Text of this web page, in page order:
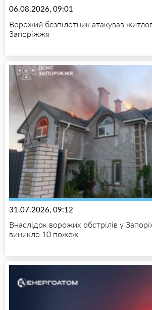
06.08.2026, 09:01
Ворожий безпілотник атакував
Запоріжжя
31.07.2026, 09:12
Внаслідок ворожих обстрілів у
виникло 10 пожеж